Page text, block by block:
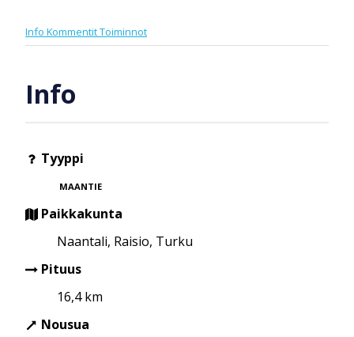
Info KommentitToiminnot
Info
Tyyppi
MAANTIE
Paikkakunta
Naantali, Raisio, Turku
Pituus
16,4 km
Nousua